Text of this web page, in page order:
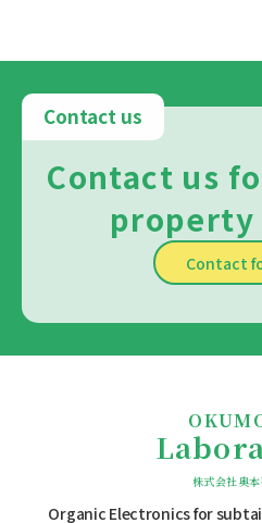
Contact us
Contact us
Contact
株式会社奥
Organic Electronics for